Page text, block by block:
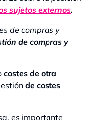
sujetos externos.
de compras y
de compras y
costes de otra
de costes
es importante